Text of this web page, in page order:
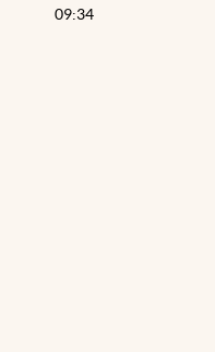
09:34